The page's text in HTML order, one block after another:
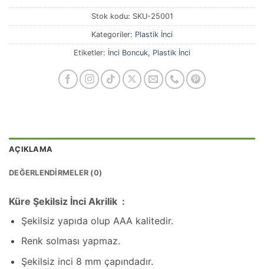
Stok kodu: SKU-25001
Kategoriler: Plastik İnci
Etiketler: İnci Boncuk, Plastik İnci
AÇIKLAMA
DEĞERLENDIRMELER (0)
Küre Şekilsiz İnci Akrilik :
Şekilsiz yapıda olup AAA kalitedir.
Renk solması yapmaz.
Şekilsiz inci 8 mm çapındadır.